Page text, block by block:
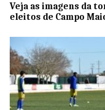
Veja as imagens da
eleitos de Campo